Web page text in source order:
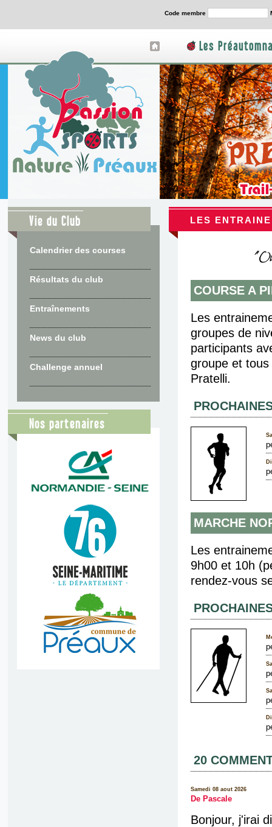
Code membre
Les
Vie du Club
Calendrier des courses
Résultats du club
Entraînements
News du club
Challenge annuel
Nos partenaires
LES
COURSE A
Les
groupes de
participants
groupe et
Pratelli.
MARCHE
Les
9h00 et 10h
rendez-vous
20
Samedi 08 aout 2026
De Pascale
Bonjour, j'irai